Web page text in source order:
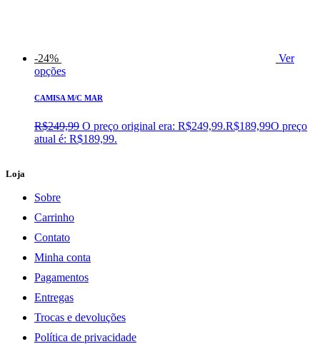
-24%
Ver
opções
CAMISA M/C MAR
R$249,99 O preço original era: R$249,99.R$189,99O preço
atual é: R$189,99.
Loja
Sobre
Carrinho
Contato
Minha conta
Pagamentos
Entregas
Trocas e devoluções
Política de privacidade